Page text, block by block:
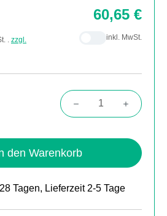
. zzgl.
60,65 €
inkl. MwSt.
Gib den gewünschten
den Warenkorb
Tagen, Lieferzeit 2-5 Tage